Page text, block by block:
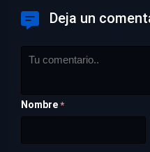
Deja un
Nombre *